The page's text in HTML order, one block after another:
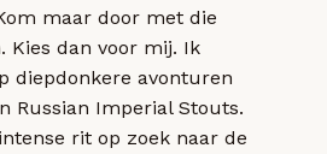
maar door met die
Kies dan voor mij. Ik
diepdonkere avonturen
Russian Imperial Stouts.
rit op zoek naar de